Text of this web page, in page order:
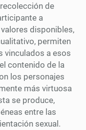
de
a
disponibles,
permiten
vinculados a esos
contenido de la
los personajes
más virtuosa
se produce,
entre las
sexual.